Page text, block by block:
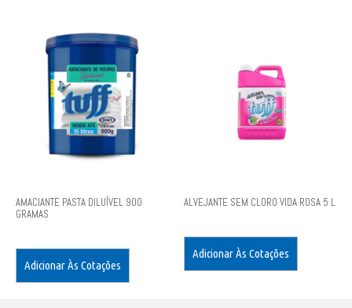
AMACIANTE PASTA DILUÍVEL 900
GRAMAS
Adicionar Às Cotações
ALVEJANTE SEM CLORO VIDA ROSA 5 L
Adicionar Às Cotações